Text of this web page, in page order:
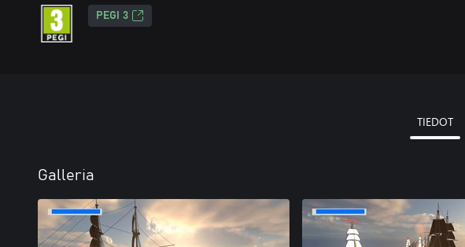
PEGI 3
TIEDOT
Galleria